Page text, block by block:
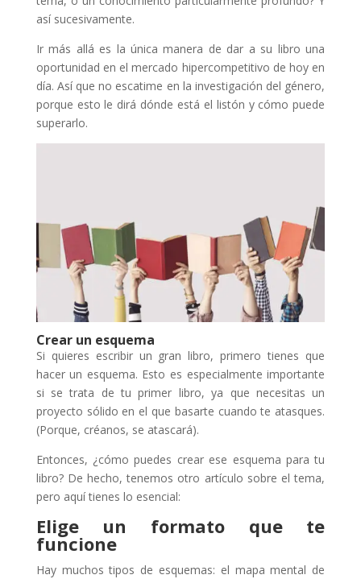
así sucesivamente.
Ir más allá es la única manera de dar a su libro una
oportunidad en el mercado hipercompetitivo de hoy en
día. Así que no escatime en la investigación del género,
porque esto le dirá dónde está el listón y cómo puede
superarlo.
Crear un esquema
Si quieres escribir un gran libro, primero tienes que
hacer un esquema. Esto es especialmente importante
si se trata de tu primer libro, ya que necesitas un
proyecto sólido en el que basarte cuando te atasques.
(Porque, créanos, se atascará).
Entonces, ¿cómo puedes crear ese esquema para tu
libro? De hecho, tenemos otro artículo sobre el tema,
pero aquí tienes lo esencial:
Elige un formato que te
funcione
Hay muchos tipos de esquemas: el mapa mental de